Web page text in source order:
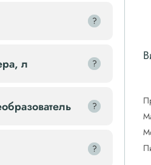
?
?
л ?
?
?
?
?
?